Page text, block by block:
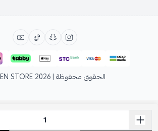
الحقوق محفوظة | 2026 STORE